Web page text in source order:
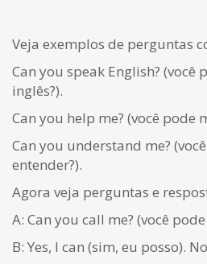
Veja exemplos de perguntas
Can you speak English? (você
inglês?).
Can you help me? (você pode
Can you understand me?
entender?).
Agora veja perguntas e
A: Can you call me? (você
B: Yes, I can (sim, eu posso).